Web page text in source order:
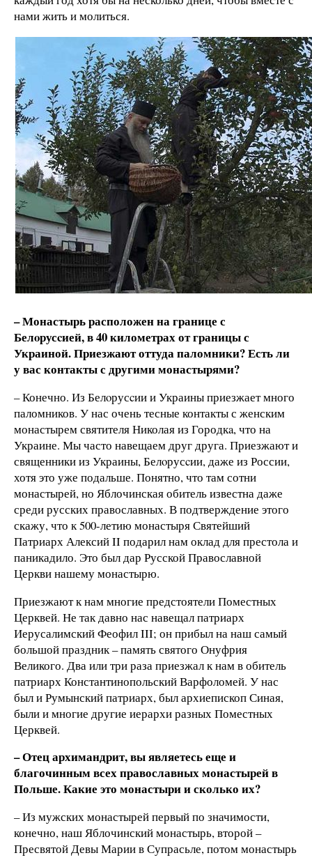
нами жить и молиться.
– Монастырь расположен на границе с
Белoрусcией, в 40 километрах от границы с
Украиной. Приезжают оттуда паломники? Есть ли
у вас контакты с другими монастырями?
– Конечно. Из Белoрусcии и Украины приезжает много
паломников. У нас очень тесные контакты с женским
монастырем святителя Николая из Городкa, что на
Украине. Мы часто навещаем друг друга. Приезжают и
священники из Украины, Белoрусcии, даже из России,
хотя это уже подальше. Понятно, что там сотни
монастырей, но Яблочинская обитель известна даже
среди русских православных. В подтверждение этого
скажу, что к 500-летию монастыря Святейший
Патриарх Алексий II подарил нам оклад для престола и
паникадило. Это был дар Русской Православной
Церкви нашему монастырю.
Приезжают к нам многие предстоятели Поместных
Церквей. Не так давно нас навещал патриарх
Иерусалимский Феофил III; он прибыл на наш самый
большой праздник – память святого Онуфрия
Великого. Два или три раза приезжал к нам в обитель
патриарх Константинопольский Варфоломей. У нас
был и Румынский патриарх, был архиепископ Синая,
были и многие другие иерархи разных Поместных
Церквей.
– Отец архимандрит, вы являетесь еще и
благочинным всех православных монастырей в
Польше. Какие это монастыри и сколько их?
– Из мужских монастырей первый по значимости,
конечно, наш Яблочинский монастырь, второй –
Пресвятой Девы Марии в Супрасьле, потом монастырь